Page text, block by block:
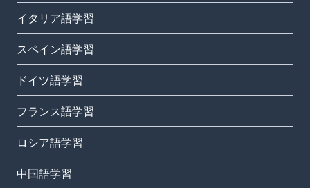
イタリア語学習
スペイン語学習
ドイツ語学習
フランス語学習
ロシア語学習
中国語学習